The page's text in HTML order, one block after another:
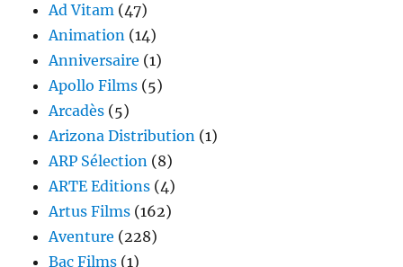
Ad Vitam (47)
Animation (14)
Anniversaire (1)
Apollo Films (5)
Arcadès (5)
Arizona Distribution (1)
ARP Sélection (8)
ARTE Editions (4)
Artus Films (162)
Aventure (228)
Bac Films (1)